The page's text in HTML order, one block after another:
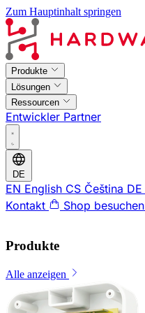
Zum Hauptinhalt springen
Produkte
Lösungen
Ressourcen
Entwickler Partner
DE
EN English CS Čeština DE
Kontakt
Shop besuchen
Produkte
Alle anzeigen